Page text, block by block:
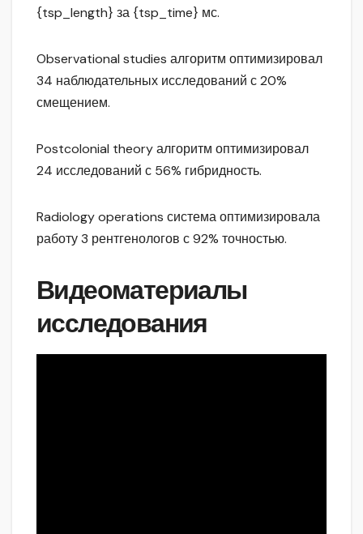
{tsp_length} за {tsp_time} мс.
Observational studies алгоритм оптимизировал
34 наблюдательных исследований с 20%
смещением.
Postcolonial theory алгоритм оптимизировал
24 исследований с 56% гибридность.
Radiology operations система оптимизировала
работу 3 рентгенологов с 92% точностью.
Видеоматериалы
исследования